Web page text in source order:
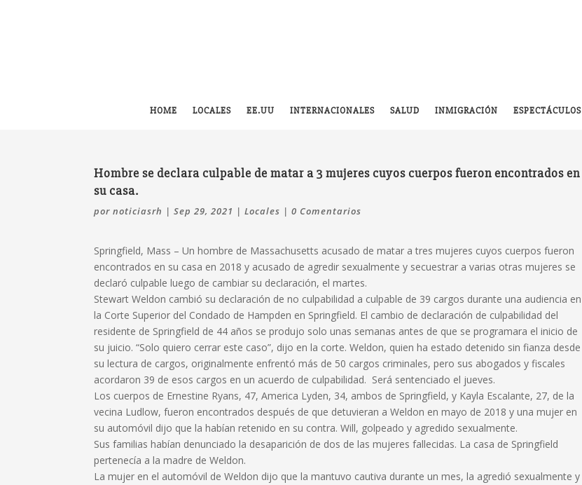
HOME LOCALES EE.UU INTERNACIONALES SALUD INMIGRACIÓN ESPECTÁCULOS
Hombre se declara culpable de matar a 3 mujeres cuyos cuerpos fueron encontrados en
su casa.
pornoticiasrh |Sep 29, 2021 |Locales |0 Comentarios
Springfield, Mass – Un hombre de Massachusetts acusado de matar a tres mujeres cuyos cuerpos fueron
encontrados en su casa en 2018 y acusado de agredir sexualmente y secuestrar a varias otras mujeres se
declaró culpable luego de cambiar su declaración, el martes.
Stewart Weldon cambió su declaración de no culpabilidad a culpable de 39 cargos durante una audiencia en
la Corte Superior del Condado de Hampden en Springfield. El cambio de declaración de culpabilidad del
residente de Springfield de 44 años se produjo solo unas semanas antes de que se programara el inicio de
su juicio. “Solo quiero cerrar este caso”, dijo en la corte. Weldon, quien ha estado detenido sin fianza desde
su lectura de cargos, originalmente enfrentó más de 50 cargos criminales, pero sus abogados y fiscales
acordaron 39 de esos cargos en un acuerdo de culpabilidad. Será sentenciado el jueves.
Los cuerpos de Ernestine Ryans, 47, America Lyden, 34, ambos de Springfield, y Kayla Escalante, 27, de la
vecina Ludlow, fueron encontrados después de que detuvieran a Weldon en mayo de 2018 y una mujer en
su automóvil dijo que la habían retenido en su contra. Will, golpeado y agredido sexualmente.
Sus familias habían denunciado la desaparición de dos de las mujeres fallecidas. La casa de Springfield
pertenecía a la madre de Weldon.
La mujer en el automóvil de Weldon dijo que la mantuvo cautiva durante un mes, la agredió sexualmente y